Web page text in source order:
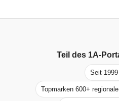
Teil des 1A-
Seit
Topmarken 600+